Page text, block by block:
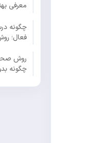
معرفی
چگونه
فعال؛
روش
چگونه